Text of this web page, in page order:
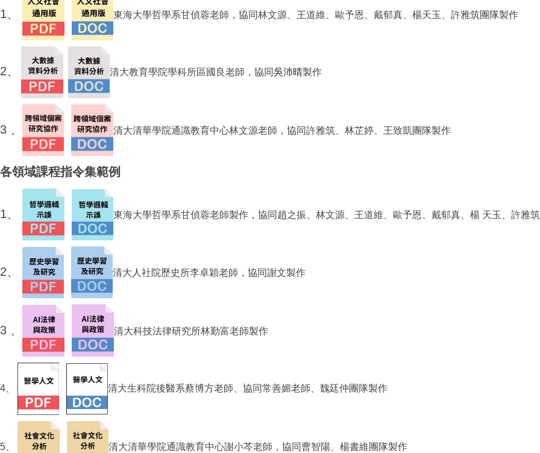
1、 東海大學哲學系甘偵蓉老師，協同林文源、王道維、歐予恩、戴郁真、楊天玉、許雅筑團隊製作
2、 清大教育學院學科所區國良老師，協同吳沛晴製作
3 、 清大清華學院通識教育中心林文源老師，協同許雅筑、林芷婷、王致凱團隊製作
各領域課程指令集範例
1、 東海大學哲學系甘偵蓉老師製作，協同 趙之振、 林文源、王道維、歐予恩、戴郁真、楊 天玉、許雅筑
2、 清大人社院歷史所李卓穎老師，協同謝文製作
3 、 清大科技法律研究所林勤富老師製作
4、 清大生科院後醫系蔡博方老師、 協同常善媚老師、魏廷仲團隊製作
5、 清大清華學院通識教育中心謝小芩老師，協同曹智陽、楊書維團隊製作